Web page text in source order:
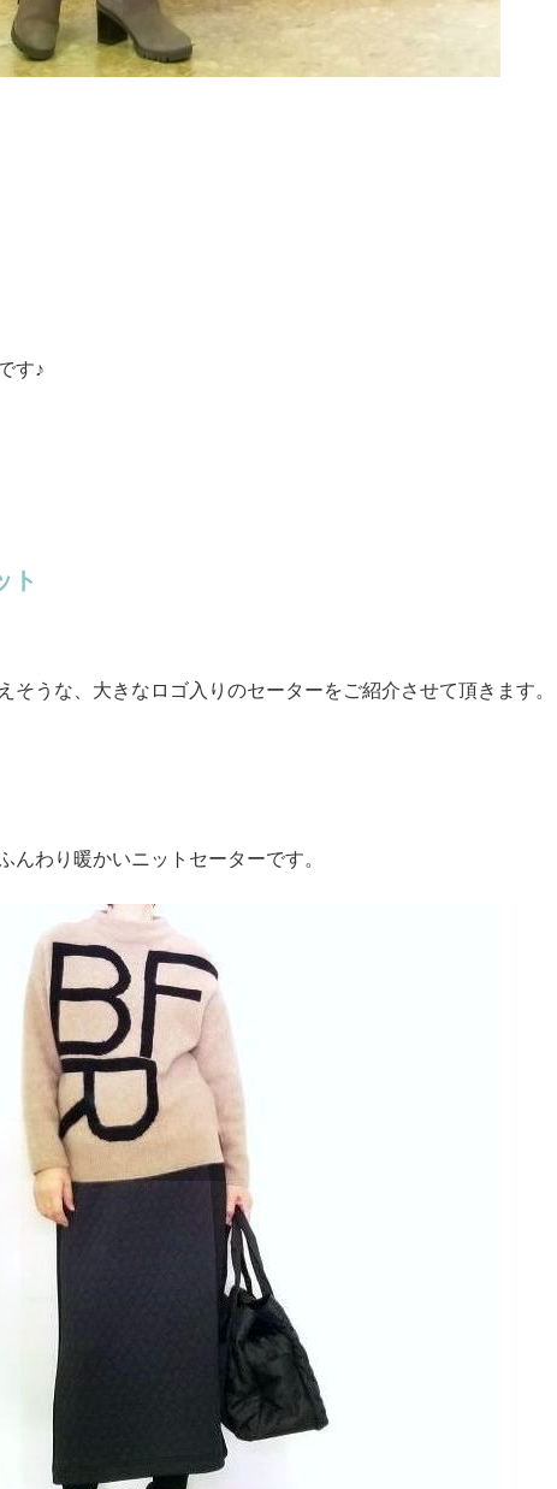
す♪
ト
そうな、大きなロゴ入りのセーターをご紹介させて頂きます。
んわり暖かいニットセーターです。